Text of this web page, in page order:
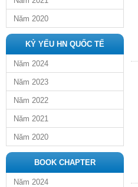
Năm 2020
KỶ YẾU HN QUỐC TẾ
Năm 2024
Năm 2023
Năm 2022
Năm 2021
Năm 2020
BOOK CHAPTER
Năm 2024